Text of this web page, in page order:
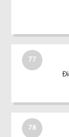
77
78